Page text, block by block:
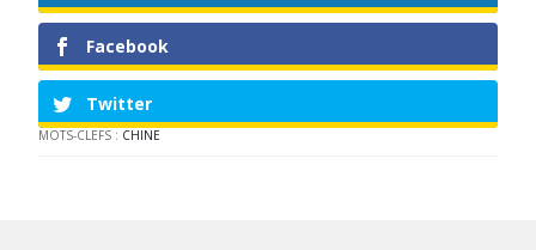
Facebook
Twitter
MOTS-CLEFS : CHINE